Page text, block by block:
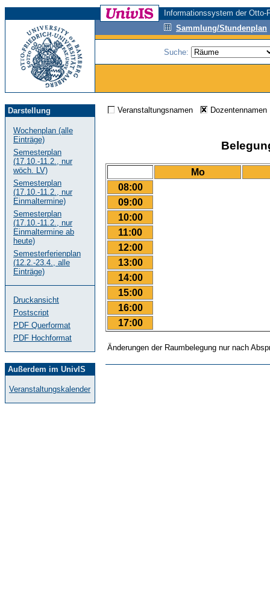
Informationssystem der
Sammlung/Stundenplan
Suche:
Darstellung
Wochenplan (alle
Einträge)
Semesterplan
(17.10.-11.2., nur
wöch. LV)
Semesterplan
(17.10.-11.2., nur
Einmaltermine)
Semesterplan
(17.10.-11.2., nur
Einmaltermine ab
heute)
Semesterferienplan
(12.2.-23.4., alle
Einträge)
Druckansicht
Postscript
PDF Querformat
PDF Hochformat
Außerdem im UnivIS
Veranstaltungskalender
Veranstaltungsnamen
Mo
08:00
09:00
10:00
11:00
12:00
13:00
14:00
15:00
16:00
17:00
Änderungen der Raumbelegung nur nach